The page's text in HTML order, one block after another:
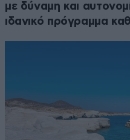
με δύναμη και
ιδανικό πρόγραμμα